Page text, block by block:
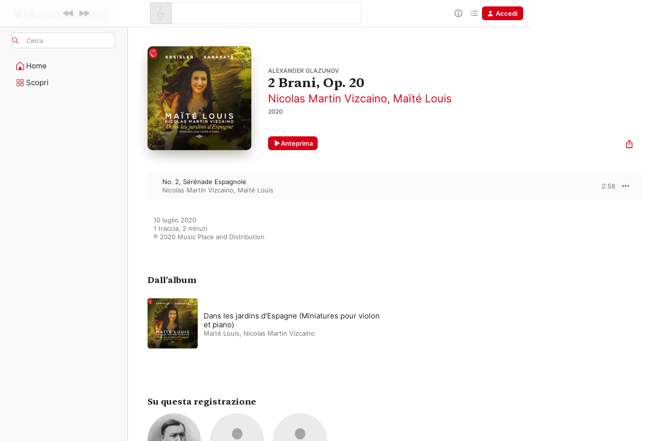
Cerca
Home
Scopri
Accedi
ALEXANDER GLAZUNOV
2 Brani, Op. 20
Nicolas Martin Vizcaino, Maïté Louis
2020
Anteprima
No. 2, Sérénade Espagnole
Nicolas Martin Vizcaino, Maïté Louis
2:58
10 luglio 2020
1 traccia, 2 minuti
℗ 2020 Music Place and Distribution
Dall’album
Dans les jardins d'Espagne (Miniatures pour violon
et piano)
Maïté Louis, Nicolas Martin Vizcaino
Su questa registrazione